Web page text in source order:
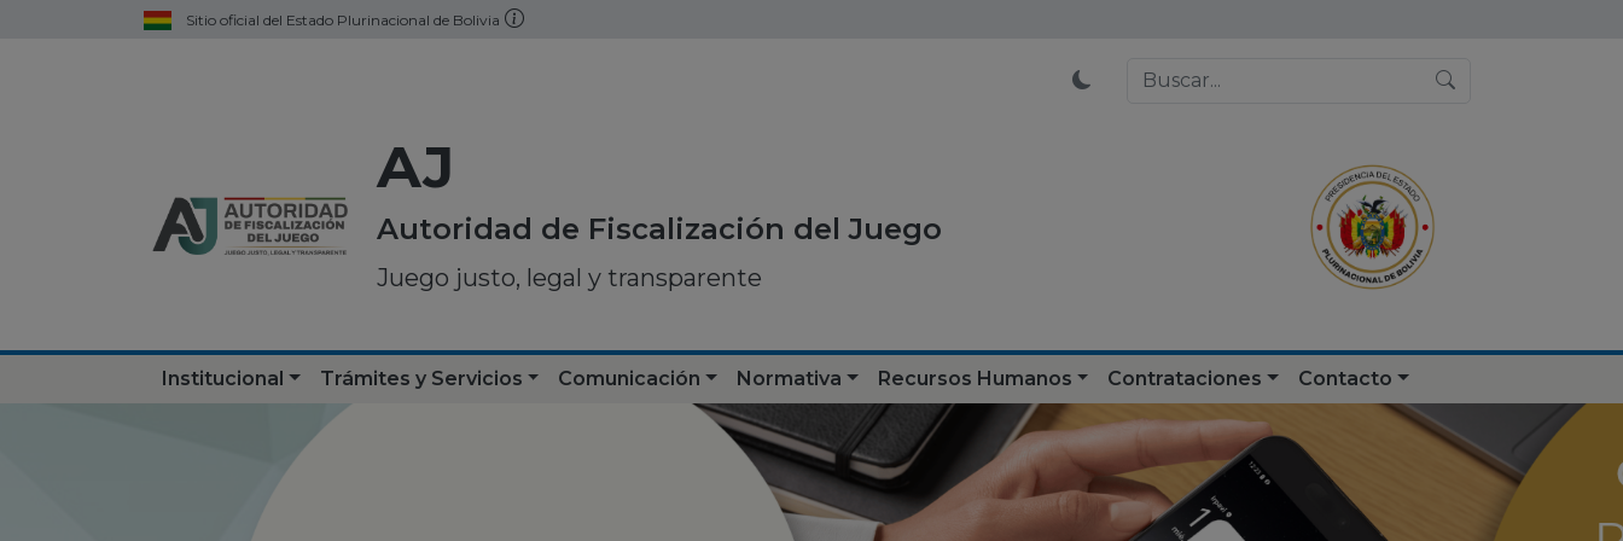
Sitio oficial del Estado Plurinacional de Bolivia
AJ
Autoridad de Fiscalización del Juego
Juego justo, legal y transparente
Institucional Trámites y Servicios Comunicación Normativa Recursos Humanos Contrataciones Contacto